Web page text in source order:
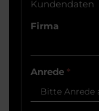
Kundendaten
Firma
Anrede *